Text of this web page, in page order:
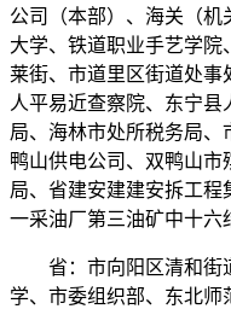
公司（本部）、海关（机
大学、铁道职业手艺学院
莱街、市道里区街道处事
人平易近查察院、东宁
局、海林市处所税务局、
鸭山供电公司、双鸭山市
局、省建安建建安拆工
一采油厂第三油矿中十六
省：市向阳区清和街
学、市委组织部、东北师